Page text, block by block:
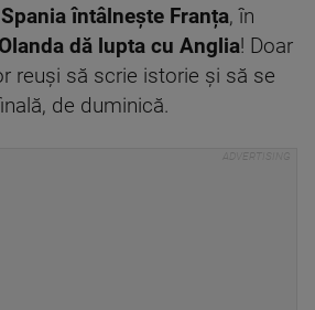
Spania întâlnește Franța, în
Olanda dă lupta cu Anglia! Doar
reuși să scrie istorie și să se
de duminică.